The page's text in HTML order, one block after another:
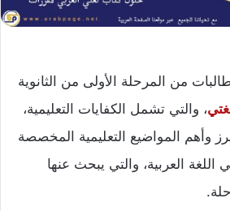
من المرحلة الأولى من الثانوية
، والتي تشمل الكفايات التعليمية،
وأهم المواضيع التعليمية المخصصة
اللغة العربية، والتي يبحث عنها